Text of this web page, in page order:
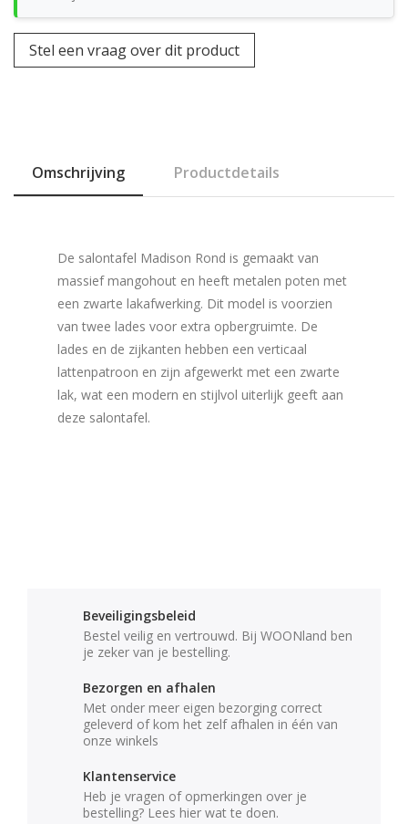
Stel een vraag over dit product
Omschrijving Productdetails
De salontafel Madison Rond is gemaakt van
massief mangohout en heeft metalen poten met
een zwarte lakafwerking. Dit model is voorzien
van twee lades voor extra opbergruimte. De
lades en de zijkanten hebben een verticaal
lattenpatroon en zijn afgewerkt met een zwarte
lak, wat een modern en stijlvol uiterlijk geeft aan
deze salontafel.
Beveiligingsbeleid
Bestel veilig en vertrouwd. Bij WOONland ben
je zeker van je bestelling.
Bezorgen en afhalen
Met onder meer eigen bezorging correct
geleverd of kom het zelf afhalen in één van
onze winkels
Klantenservice
Heb je vragen of opmerkingen over je
bestelling? Lees hier wat te doen.